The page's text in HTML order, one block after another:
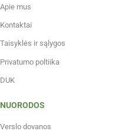
Apie mus
Kontaktai
Taisyklės ir sąlygos
Privatumo poltiika
DUK
NUORODOS
Verslo dovanos